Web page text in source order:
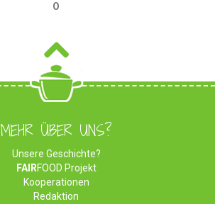
O
MEHR ÜBER UNS?
Unsere Geschichte?
FAIRFOOD Projekt
Kooperationen
Redaktion